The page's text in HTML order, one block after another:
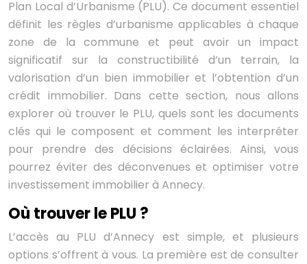
Plan Local d’Urbanisme (PLU). Ce document essentiel
définit les règles d’urbanisme applicables à chaque
zone de la commune et peut avoir un impact
significatif sur la constructibilité d’un terrain, la
valorisation d’un bien immobilier et l’obtention d’un
crédit immobilier. Dans cette section, nous allons
explorer où trouver le PLU, quels sont les documents
clés qui le composent et comment les interpréter
pour prendre des décisions éclairées. Ainsi, vous
pourrez éviter des déconvenues et optimiser votre
investissement immobilier à Annecy.
Où trouver le PLU ?
L’accès au PLU d’Annecy est simple, et plusieurs
options s’offrent à vous. La première est de consulter